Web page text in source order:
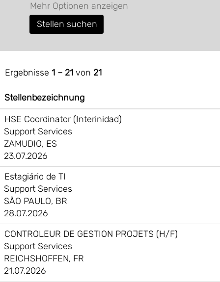
Mehr Optionen anzeigen
Ergebnisse 1 – 21 von 21
Stellenbezeichnung
HSE Coordinator (Interinidad)
Support Services
ZAMUDIO, ES
23.07.2026
Estagiário de TI
Support Services
SÃO PAULO, BR
28.07.2026
CONTROLEUR DE GESTION PROJETS (H/F)
Support Services
REICHSHOFFEN, FR
21.07.2026